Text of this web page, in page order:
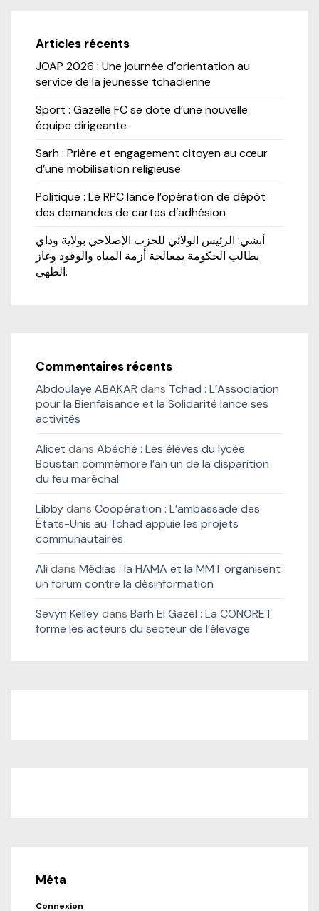
Articles récents
JOAP 2026 : Une journée d’orientation au
service de la jeunesse tchadienne
Sport : Gazelle FC se dote d’une nouvelle
équipe dirigeante
Sarh : Prière et engagement citoyen au cœur
d’une mobilisation religieuse
Politique : Le RPC lance l’opération de dépôt
des demandes de cartes d’adhésion
أبشي: الرئيس الولائي للحزب الإصلاحي بولاية وداي
يطالب الحكومة بمعالجة أزمة المياه والوقود وغاز
الطهي.
Commentaires récents
Abdoulaye ABAKAR dans Tchad : L’Association
pour la Bienfaisance et la Solidarité lance ses
activités
Alicet dans Abéché : Les élèves du lycée
Boustan commémore l’an un de la disparition
du feu maréchal
Libbydans Coopération : L’ambassade des
États-Unis au Tchad appuie les projets
communautaires
Ali dans Médias : la HAMA et la MMT organisent
un forum contre la désinformation
Sevyn Kelleydans Barh El Gazel : La CONORET
forme les acteurs du secteur de l’élevage
Méta
Connexion